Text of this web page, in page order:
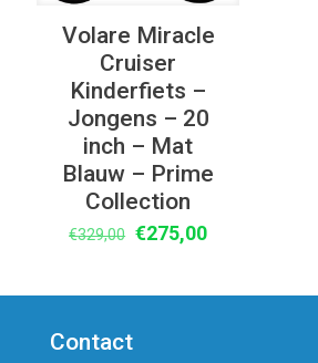
Volare Miracle
Cruiser
Kinderfiets –
Jongens – 20
inch – Mat
Blauw – Prime
Collection
€329,00 Oorspronkelijke
€275,00Huidige
Contact